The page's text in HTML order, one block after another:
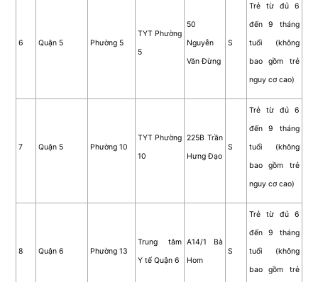
6 Quận 5 Phường 5
TYT Phường
5
50
Nguyễn
Văn Đừng
S
Trẻ từ đủ 6
đến 9 tháng
tuổi (không
bao gồm trẻ
nguy cơ cao)
7 Quận 5 Phường 10
TYT Phường
10
225B Trần
Hưng Đạo
S
Trẻ từ đủ 6
đến 9 tháng
tuổi (không
bao gồm trẻ
nguy cơ cao)
8 Quận 6 Phường 13
Trung tâm
Y tế Quận 6
A14/1 Bà
Hom
S
Trẻ từ đủ 6
đến 9 tháng
tuổi (không
bao gồm trẻ